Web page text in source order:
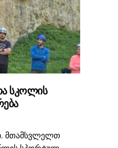
ᲡᲙᲝᲚᲘᲡ
მთამსვლელთ